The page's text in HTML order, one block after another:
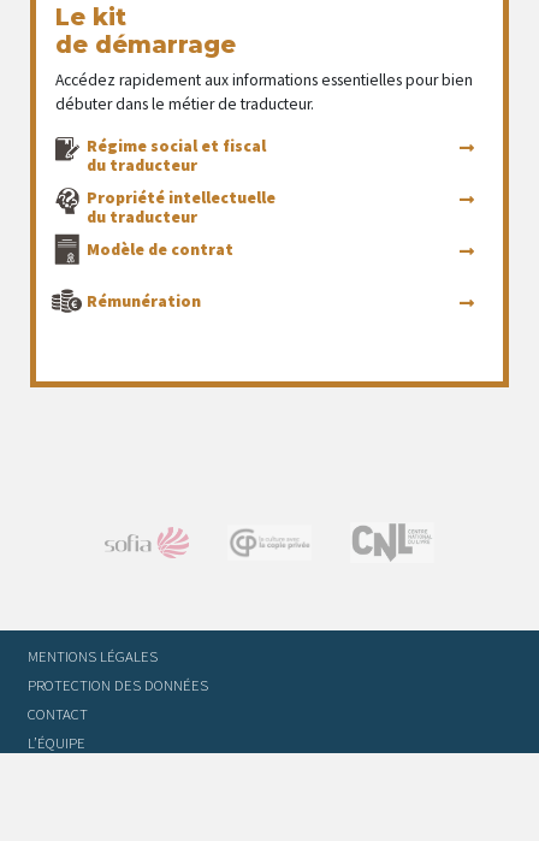
Le kit
de démarrage
Accédez rapidement aux informations essentielles pour bien
débuter dans le métier de traducteur.
Régime social et fiscal
du traducteur
Propriété intellectuelle
du traducteur
Modèle de contrat
Rémunération
MENTIONS LÉGALES
PROTECTION DES DONNÉES
CONTACT
L’ÉQUIPE